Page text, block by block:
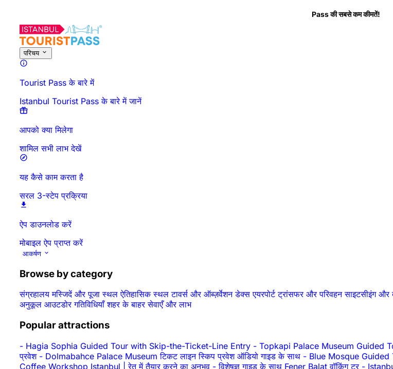
Pass की सबसे कम कीमतें!
परिचय
Tourist Pass के बारे में
Istanbul Tourist Pass के बारे में जानें
आपको क्या मिलेगा
शामिल सभी लाभ देखें
यह कैसे काम करता है
सरल 3-स्टेप प्रक्रिया
ऐप डाउनलोड करें
मोबाइल ऐप प्राप्त करें
आकर्षण
Browse by category
संग्रहालयमस्जिदें और पूजा स्थलऐतिहासिक स्थलटावर्स और ऑब्ज़र्वेशन डेक्सएयरपोर्ट ट्रांसफर और परिवहनसाइटसीइंग
अनुकूल आउटडोर गतिविधियाँशहर के बाहरसेवाएँ और लाभ
Popular attractions
- Hagia Sophia Guided Tour with Skip-the-Ticket-Line Entry - Topkapi Palace Museum Guided
प्रवेश - Dolmabahce Palace Museum टिकट लाइन स्किप प्रवेश ऑडियो गाइड के साथ - Blue Mosque Guided
Coffee Workshop Istanbul | रेत में तैयार करने का अनुभव - विशेषज्ञ गाइड के साथ Fener Balat वॉकिंग टूर -